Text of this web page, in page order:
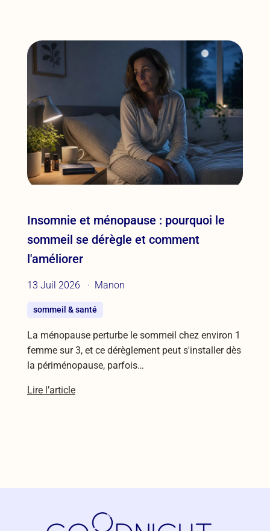
Insomnie et ménopause : pourquoi le
sommeil se dérègle et comment
l'améliorer
13 Juil 2026 Manon
sommeil & santé
La ménopause perturbe le sommeil chez environ 1
femme sur 3, et ce dérèglement peut s'installer dès
la périménopause, parfois…
Lire l’article